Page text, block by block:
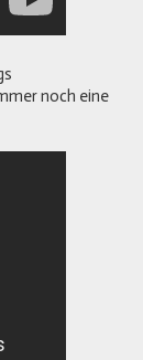
noch eine